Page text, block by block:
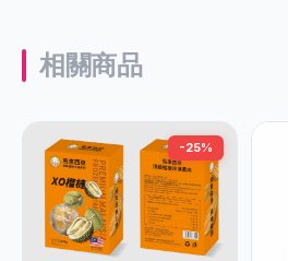
相關商品
-25%